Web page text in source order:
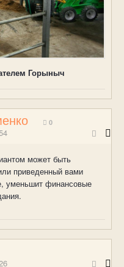
Горыныч
0
может быть
приведенный вами
уменьшит финансовые